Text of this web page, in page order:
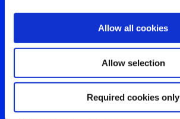
Allow all cookies
Allow selection
Required cookies only
Westgate, Hanger Lane
London W5 1UA